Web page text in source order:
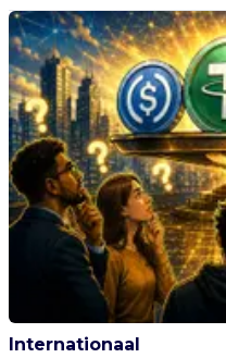
Internationaal